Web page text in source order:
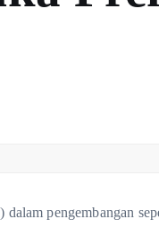
pengembangan